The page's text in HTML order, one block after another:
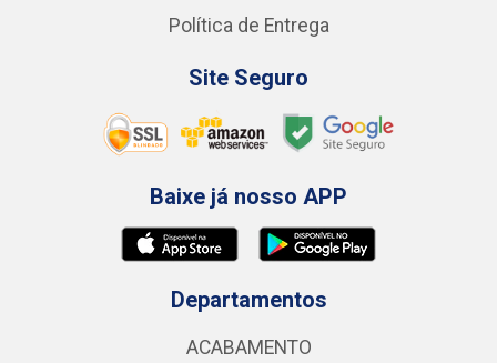
Política de Entrega
Site Seguro
Baixe já nosso APP
Departamentos
ACABAMENTO